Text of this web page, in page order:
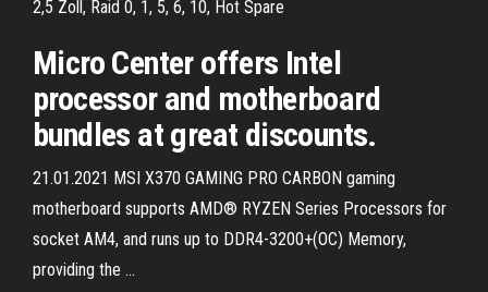
2,5 Zoll, Raid 0, 1, 5, 6, 10, Hot Spare
Micro Center offers Intel
processor and motherboard
bundles at great discounts.
21.01.2021 MSI X370 GAMING PRO CARBON gaming
motherboard supports AMD® RYZEN Series Processors for
socket AM4, and runs up to DDR4-3200+(OC) Memory,
providing the …